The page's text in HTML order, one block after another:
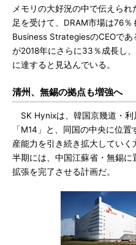
メモリの大好況の中で伝えら
足を受けて、DRAM市場は76
Business StrategiesのCEOで
が2018年にさらに33％成長し
に達すると見込んでいる。
清州、無錫の拠点も増強へ
SK Hynixは、韓国京幾道・利
「M14」と、同国の中央に位
産能力を引き続き拡大してい
半期には、中国江蘇省・無錫
拡張を完了させる計画だ。